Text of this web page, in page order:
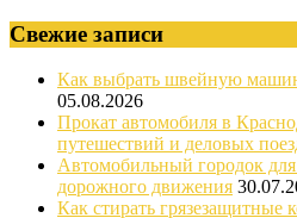
Свежие записи
Как выбрать швейную
05.08.2026
Прокат автомобиля в
путешествий и деловых
Автомобильный городок
дорожного движения
Как стирать грязезащитные